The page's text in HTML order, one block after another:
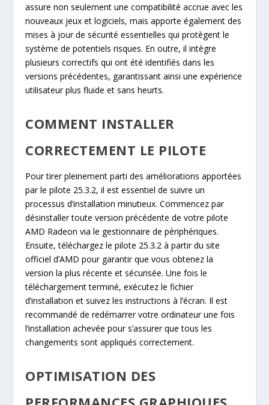
assure non seulement une compatibilité accrue avec les
nouveaux jeux et logiciels, mais apporte également des
mises à jour de sécurité essentielles qui protègent le
système de potentiels risques. En outre, il intègre
plusieurs correctifs qui ont été identifiés dans les
versions précédentes, garantissant ainsi une expérience
utilisateur plus fluide et sans heurts.
COMMENT INSTALLER
CORRECTEMENT LE PILOTE
Pour tirer pleinement parti des améliorations apportées
par le pilote 25.3.2, il est essentiel de suivre un
processus d’installation minutieux. Commencez par
désinstaller toute version précédente de votre pilote
AMD Radeon via le gestionnaire de périphériques.
Ensuite, téléchargez le pilote 25.3.2 à partir du site
officiel d’AMD pour garantir que vous obtenez la
version la plus récente et sécurisée. Une fois le
téléchargement terminé, exécutez le fichier
d’installation et suivez les instructions à l’écran. Il est
recommandé de redémarrer votre ordinateur une fois
l’installation achevée pour s’assurer que tous les
changements sont appliqués correctement.
OPTIMISATION DES